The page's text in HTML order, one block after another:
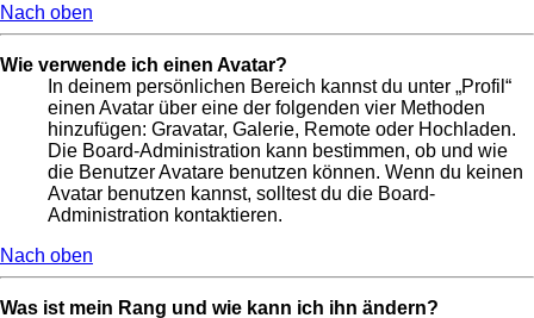
Nach oben
Wie verwende ich einen Avatar?
In deinem persönlichen Bereich kannst du unter „Profil“
einen Avatar über eine der folgenden vier Methoden
hinzufügen: Gravatar, Galerie, Remote oder Hochladen.
Die Board-Administration kann bestimmen, ob und wie
die Benutzer Avatare benutzen können. Wenn du keinen
Avatar benutzen kannst, solltest du die Board-
Administration kontaktieren.
Nach oben
Was ist mein Rang und wie kann ich ihn ändern?